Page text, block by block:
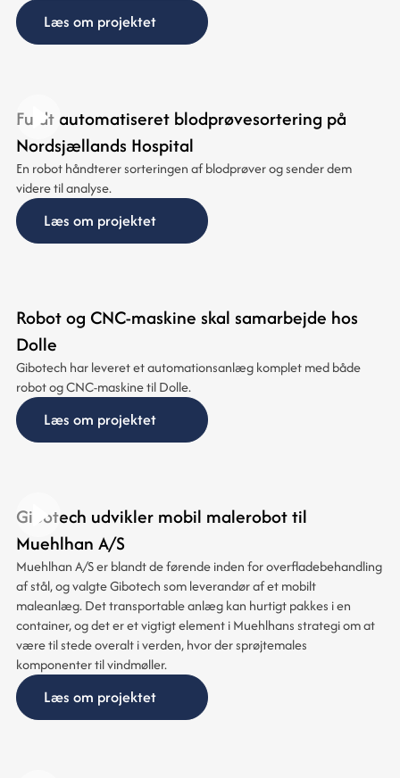
Læs om projektet
Fuldt automatiseret blodprøvesortering på
Nordsjællands Hospital
En robot håndterer sorteringen af blodprøver og sender dem
videre til analyse.
Læs om projektet
Robot og CNC-maskine skal samarbejde hos
Dolle
Gibotech har leveret et automationsanlæg komplet med både
robot og CNC-maskine til Dolle.
Læs om projektet
Gibotech udvikler mobil malerobot til
Muehlhan A/S
Muehlhan A/S er blandt de førende inden for overfladebehandling
af stål, og valgte Gibotech som leverandør af et mobilt
maleanlæg. Det transportable anlæg kan hurtigt pakkes i en
container, og det er et vigtigt element i Muehlhans strategi om at
være til stede overalt i verden, hvor der sprøjtemales
komponenter til vindmøller.
Læs om projektet